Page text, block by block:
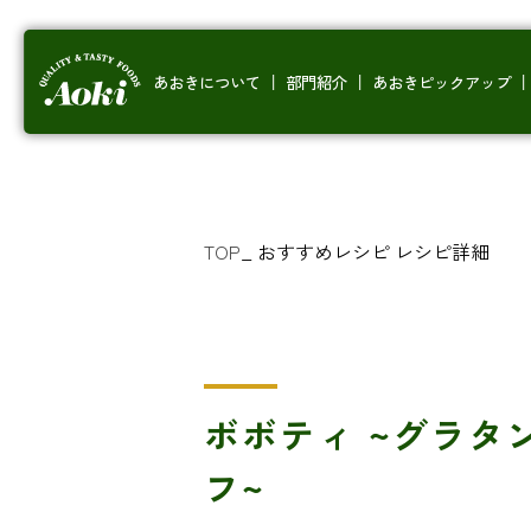
あおきについて 部門紹介 あおきピックアップ
TOP おすすめレシピ レシピ詳細
ボボティ ~グラタ
フ~